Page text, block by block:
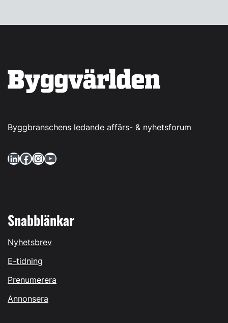
Byggbranschens ledande affärs- & nyhetsforum
LinkedIn Facebook InstagramYouTube
Snabblänkar
Nyhetsbrev
E-tidning
Prenumerera
Annonsera